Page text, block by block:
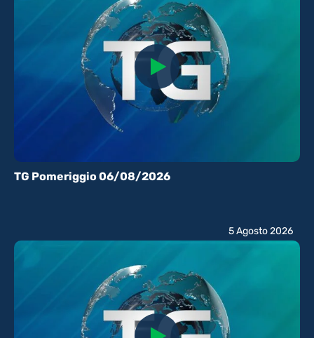
TG Pomeriggio 06/08/2026
5 Agosto 2026